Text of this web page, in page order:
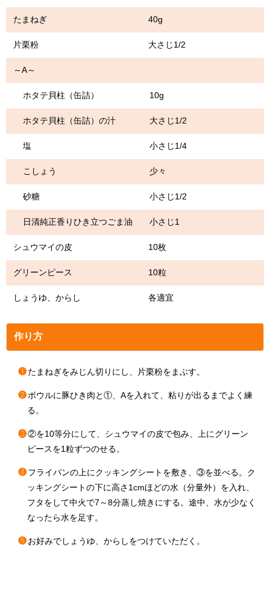
たまねぎ 40g
片栗粉 大さじ1/2
～A～
ホタテ貝柱（缶詰） 10g
ホタテ貝柱（缶詰）の汁 大さじ1/2
塩 小さじ1/4
こしょう 少々
砂糖 小さじ1/2
日清純正香りひき立つごま油 小さじ1
シュウマイの皮 10枚
グリーンピース 10粒
しょうゆ、からし 各適宜
作り方
❶ たまねぎをみじん切りにし、片栗粉をまぶす。
❷ ボウルに豚ひき肉と①、Aを入れて、粘りが出るまでよく練
る。
❸②を10等分にして、シュウマイの皮で包み、上にグリーン
ピースを1粒ずつのせる。
❹ フライパンの上にクッキングシートを敷き、③を並べる。ク
ッキングシートの下に高さ1cmほどの水（分量外）を入れ、
フタをして中火で7～8分蒸し焼きにする。途中、水が少なく
なったら水を足す。
❺ お好みでしょうゆ、からしをつけていただく。